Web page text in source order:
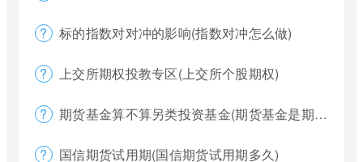
标的指数对对冲的影响(指数对冲怎么做)
上交所期权投教专区(上交所个股期权)
期货基金算不算另类投资基金(期货基金是期货还是基金)
国信期货试用期(国信期货试用期多久)